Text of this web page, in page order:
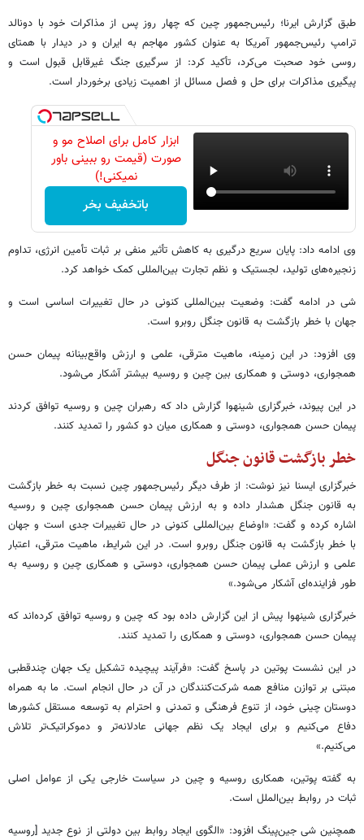
طبق گزارش ایرنا؛ رئیس‌جمهور چین که چهار روز پس از مذاکرات خود با دونالد
ترامپ رئیس‌جمهور آمریکا به عنوان کشور مهاجم به ایران و در دیدار با همتای
روسی خود صحبت می‌کرد، تأکید کرد: از سرگیری جنگ غیرقابل قبول است و
پیگیری مذاکرات برای حل و فصل مسائل از اهمیت زیادی برخوردار است.
ابزار کامل برای اصلاح مو و
صورت (قیمت رو ببینی باور
نمیکنی!)
باتخفیف بخر
وی ادامه داد: پایان سریع درگیری به کاهش تأثیر منفی بر ثبات تأمین انرژی، تداوم
زنجیره‌های تولید، لجستیک و نظم تجارت بین‌المللی کمک خواهد کرد.
شی در ادامه گفت: وضعیت بین‌المللی کنونی در حال تغییرات اساسی است و
جهان با خطر بازگشت به قانون جنگل روبرو است.
وی افزود:‌ در این زمینه، ماهیت مترقی، علمی و ارزش واقع‌بینانه پیمان حسن
همجواری، دوستی و همکاری بین چین و روسیه بیشتر آشکار می‌شود.
در این پیوند، خبرگزاری شینهوا گزارش داد که رهبران چین و روسیه توافق کردند
پیمان حسن همجواری، دوستی و همکاری میان دو کشور را تمدید کنند.
خطر بازگشت قانون جنگل
خبرگزاری ایسنا نیز نوشت: از طرف دیگر رئیس‌جمهور چین نسبت به خطر بازگشت
به قانون جنگل هشدار داده و به ارزش پیمان حسن همجواری چین و روسیه
اشاره کرده و گفت: «اوضاع بین‌المللی کنونی در حال تغییرات جدی است و جهان
با خطر بازگشت به قانون جنگل روبرو است. در این شرایط، ماهیت مترقی، اعتبار
علمی و ارزش عملی پیمان حسن همجواری، دوستی و همکاری چین و روسیه به
طور فزاینده‌ای آشکار می‌شود.»
خبرگزاری شینهوا پیش از این گزارش داده بود که چین و روسیه توافق کرده‌اند که
پیمان حسن همجواری، دوستی و همکاری را تمدید کنند.
در این نشست پوتین در پاسخ گفت: «فرآیند پیچیده تشکیل یک جهان چندقطبی
مبتنی بر توازن منافع همه شرکت‌کنندگان در آن در حال انجام است. ما به همراه
دوستان چینی خود، از تنوع فرهنگی و تمدنی و احترام به توسعه مستقل کشورها
دفاع می‌کنیم و برای ایجاد یک نظم جهانی عادلانه‌تر و دموکراتیک‌تر تلاش
می‌کنیم.»
به گفته پوتین، همکاری روسیه و چین در سیاست خارجی یکی از عوامل اصلی
ثبات در روابط بین‌الملل است.
همچنین شی جین‌پینگ افزود: «الگوی ایجاد روابط بین دولتی از نوع جدید [روسیه